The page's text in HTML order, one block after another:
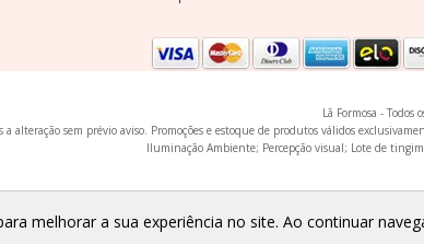
Lã Formosa - Todos
a alteração sem prévio aviso. Promoções e estoque de produtos válidos
Iluminação Ambiente; Percepção visual; Lote de
melhorar a sua experiência no site. Ao continuar